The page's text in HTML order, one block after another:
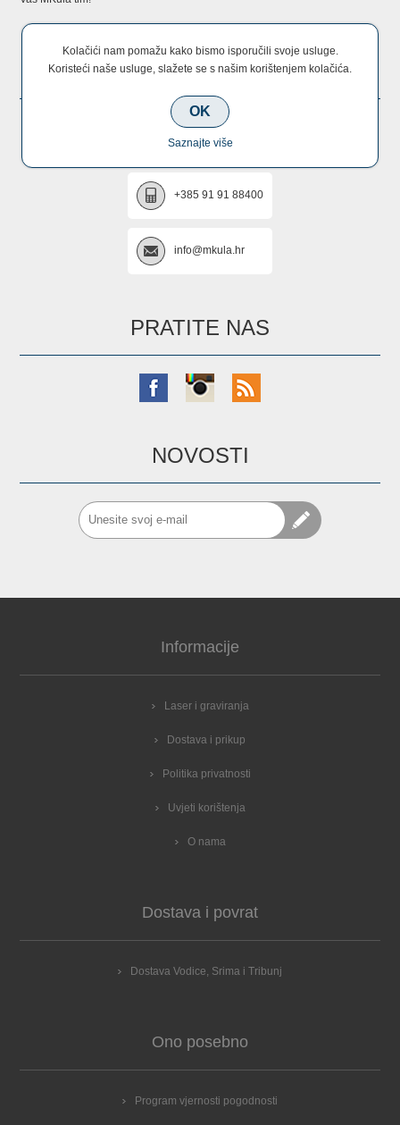
KONTAKTIRAJTE NAS
+385 22 670 005
+385 91 91 88400
info@mkula.hr
PRATITE NAS
NOVOSTI
Informacije
Laser i graviranja
Dostava i prikup
Politika privatnosti
Uvjeti korištenja
O nama
Dostava i povrat
Dostava Vodice, Srima i Tribunj
Ono posebno
Program vjernosti pogodnosti
Kolačići nam pomažu kako bismo isporučili svoje usluge.
Koristeći naše usluge, slažete se s našim korištenjem kolačića.
OK
Saznajte više